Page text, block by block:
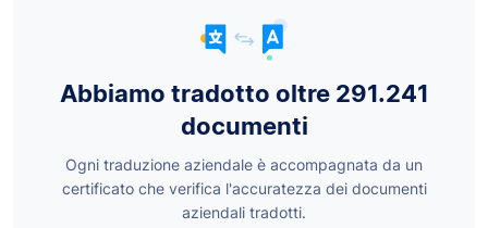
Abbiamo tradotto oltre 291.241
documenti
Ogni traduzione aziendale è accompagnata da un
certificato che verifica l'accuratezza dei documenti
aziendali tradotti.